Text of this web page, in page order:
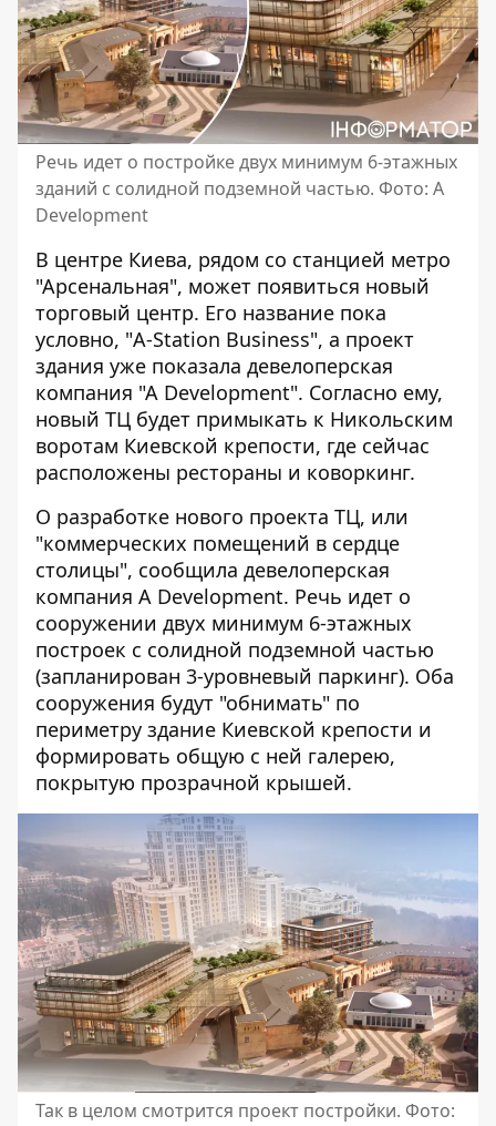
Речь идет о постройке двух минимум 6-этажных
зданий с солидной подземной частью. Фото: А
Development
В центре Киева, рядом со станцией метро
"Арсенальная", может появиться новый
торговый центр. Его название пока
условно, "A-Station Business", а проект
здания уже показала девелоперская
компания "А Development". Согласно ему,
новый ТЦ будет примыкать к Никольским
воротам Киевской крепости, где сейчас
расположены рестораны и коворкинг.
О разработке нового проекта ТЦ, или
"коммерческих помещений в сердце
столицы", сообщила девелоперская
компания А Development. Речь идет о
сооружении двух минимум 6-этажных
построек с солидной подземной частью
(запланирован 3-уровневый паркинг). Оба
сооружения будут "обнимать" по
периметру здание Киевской крепости и
формировать общую с ней галерею,
покрытую прозрачной крышей.
Так в целом смотрится проект постройки. Фото: